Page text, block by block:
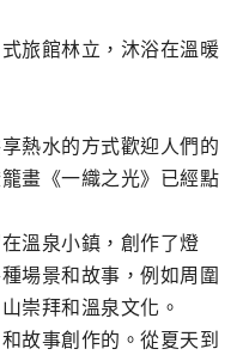
旅館林立，沐浴在溫暖
熱水的方式歡迎人們的
畫《一織之光》已經點
溫泉小鎮，創作了燈
場景和故事，例如周圍
崇拜和溫泉文化。
故事創作的。從夏天到